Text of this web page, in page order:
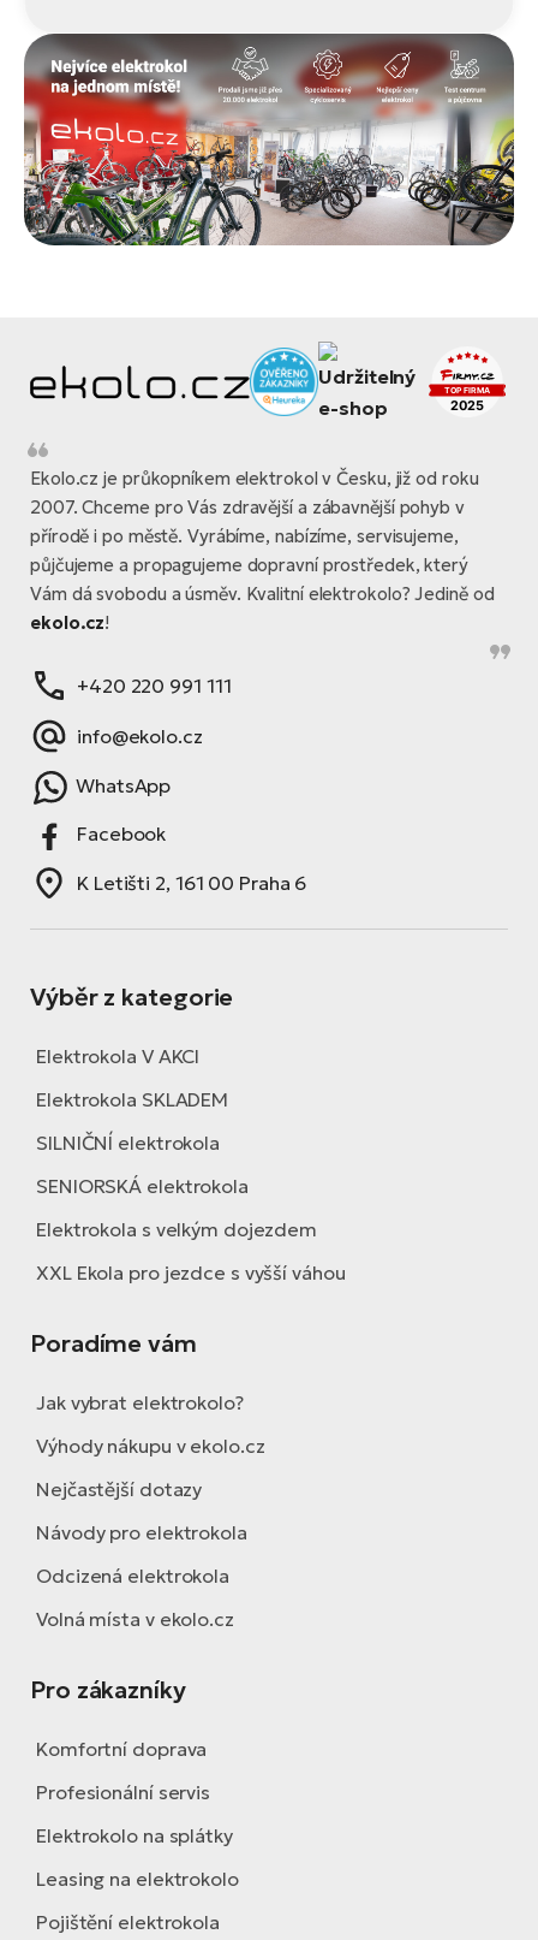
Ekolo.cz je průkopníkem elektrokol v Česku, již od roku
2007. Chceme pro Vás zdravější a zábavnější pohyb v
přírodě i po městě. Vyrábíme, nabízíme, servisujeme,
půjčujeme a propagujeme dopravní prostředek, který
Vám dá svobodu a úsměv. Kvalitní elektrokolo? Jedině od
ekolo.cz!
+420 220 991 111
info@ekolo.cz
WhatsApp
Facebook
K Letišti 2, 161 00 Praha 6
Výběr z kategorie
Elektrokola V AKCI
Elektrokola SKLADEM
SILNIČNÍ elektrokola
SENIORSKÁ elektrokola
Elektrokola s velkým dojezdem
XXL Ekola pro jezdce s vyšší váhou
Poradíme vám
Jak vybrat elektrokolo?
Výhody nákupu v ekolo.cz
Nejčastější dotazy
Návody pro elektrokola
Odcizená elektrokola
Volná místa v ekolo.cz
Pro zákazníky
Komfortní doprava
Profesionální servis
Elektrokolo na splátky
Leasing na elektrokolo
Pojištění elektrokola